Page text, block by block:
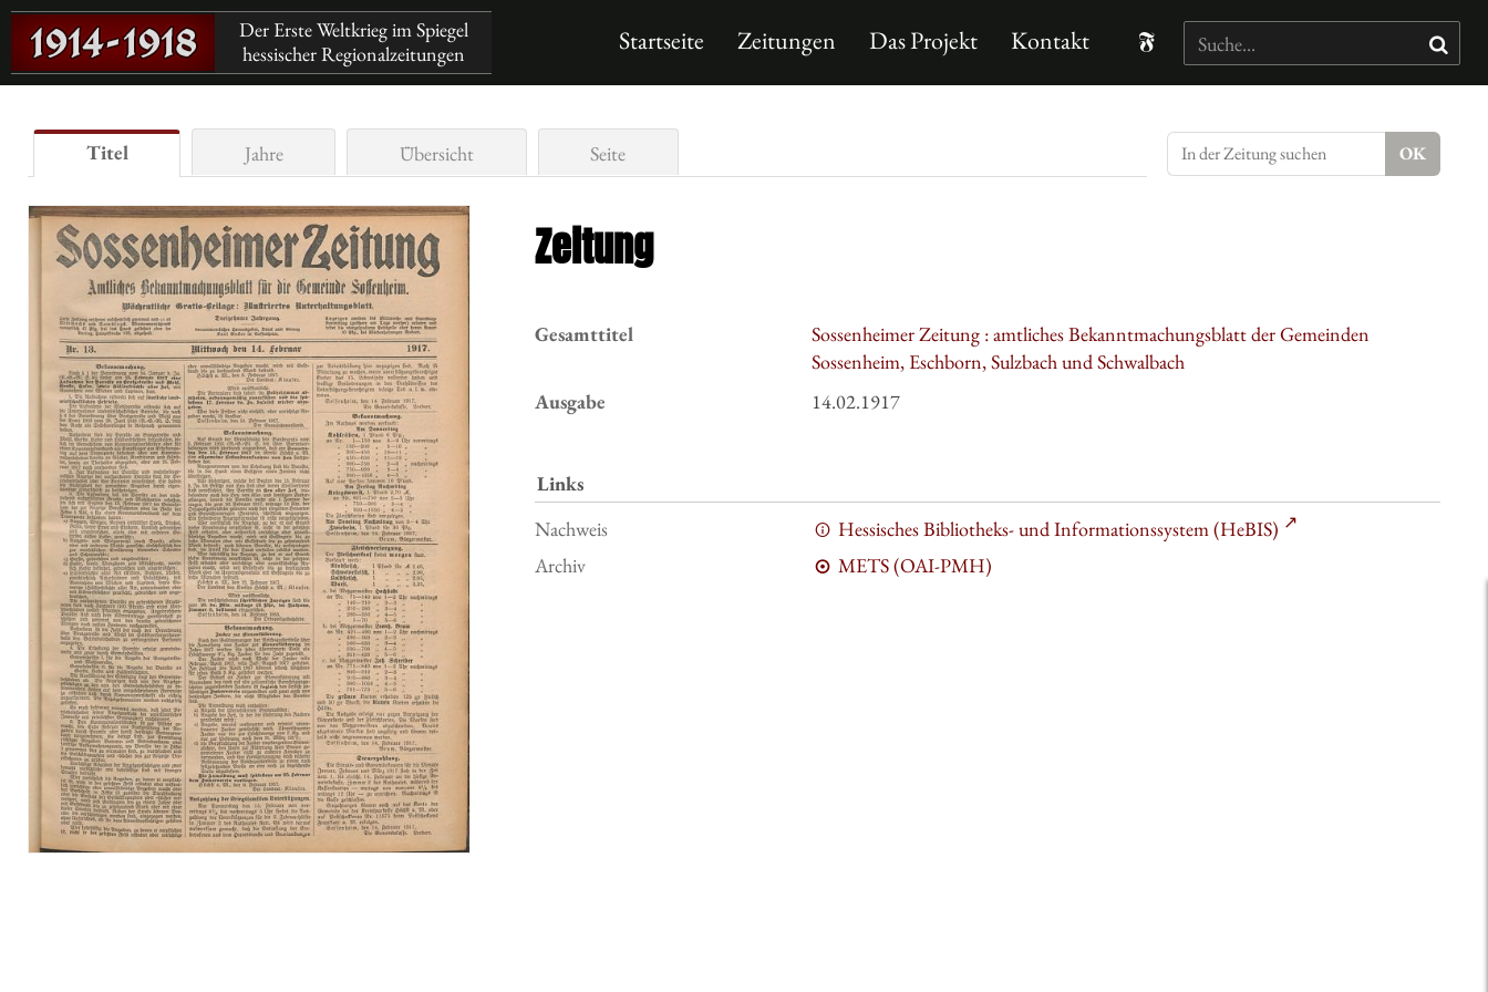
Der Erste Weltkrieg im Spiegel
hessischer Regionalzeitungen
Startseite Zeitungen Das Projekt Kontakt
Titel Jahre Übersicht Seite
Zeitung
Gesamttitel
Sossenheimer Zeitung : amtliches Bekanntmachungsblatt der Gemeinden
Sossenheim, Eschborn, Sulzbach und Schwalbach
Ausgabe
14.02.1917
Links
Nachweis
Hessisches Bibliotheks- und Informationssystem (HeBIS)
Archiv
METS (OAI-PMH)